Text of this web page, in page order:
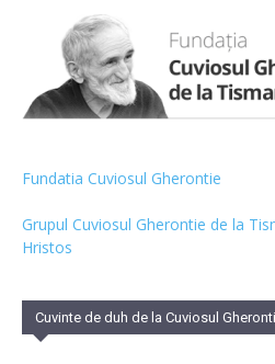
Fundatia Cuviosul Gherontie
Grupul Cuviosul Gherontie de la
Hristos
Cuvinte de duh de la Cuviosul